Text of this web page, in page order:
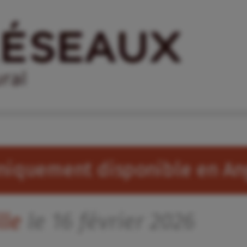
disponible en